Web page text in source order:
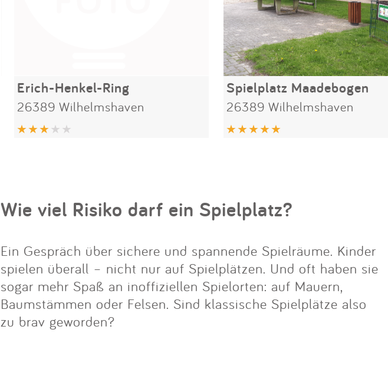
Erich-Henkel-Ring
26389 Wilhelmshaven
Spielplatz Maadebogen
26389 Wilhelmshaven
Wie viel Risiko darf ein Spielplatz?
Ein Gespräch über sichere und spannende Spielräume. Kinder
spielen überall – nicht nur auf Spielplätzen. Und oft haben sie
sogar mehr Spaß an inoffiziellen Spielorten: auf Mauern,
Baumstämmen oder Felsen. Sind klassische Spielplätze also
zu brav geworden?